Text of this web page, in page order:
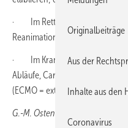
· Im Rettungsdienst: Abläufe,
Reanimationshilfen während
· Im Krankenhaus: Annahme,
Abläufe, Cardiac-Arrest-
(ECMO = extrakorporalen
G.-M. Ostendorf, Wiesbaden
Originalbeiträge
Aus der
Inhalte aus den
Coronavirus